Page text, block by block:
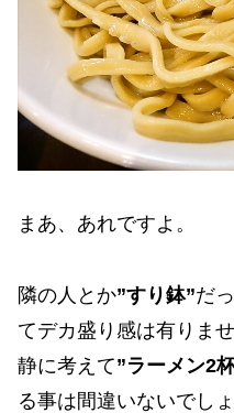
まあ、あれですよ。
隣の人とか”すり鉢”だ
てデカ盛り感は有りま
静に考えて”ラーメン2
る事は間違いないでし